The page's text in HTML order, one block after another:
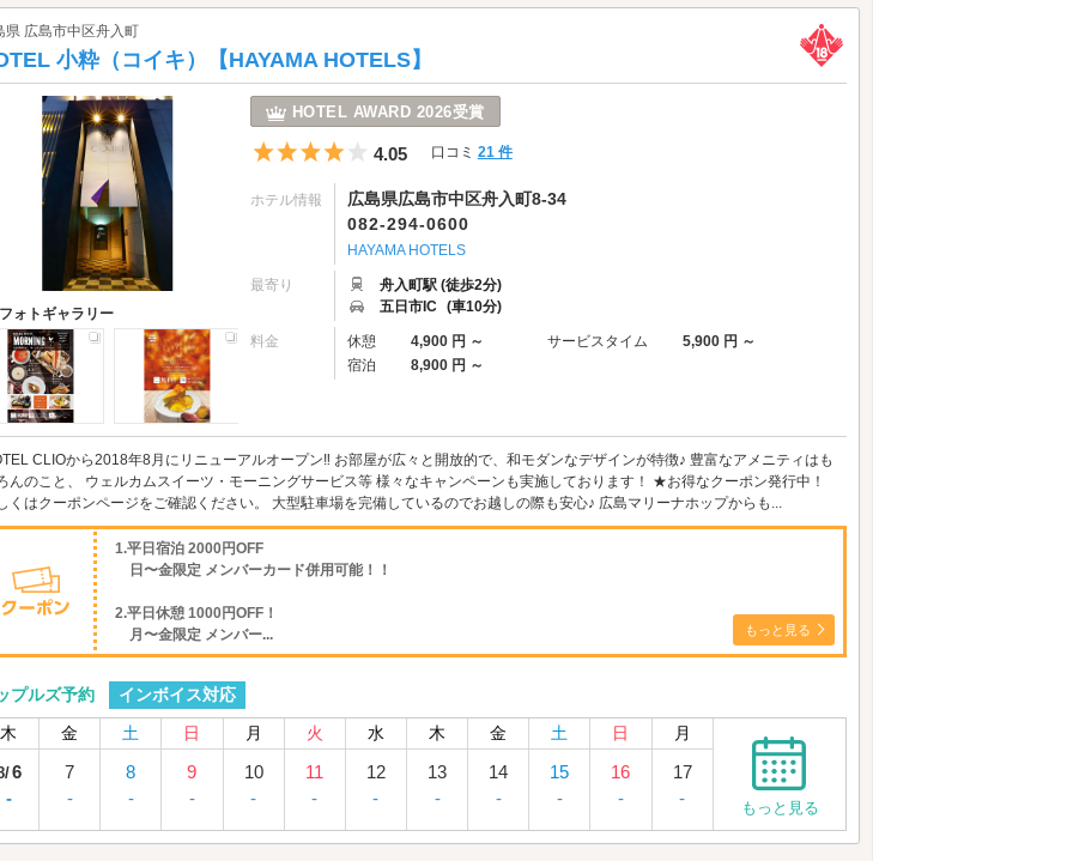
県 広島市中区舟入町
小粋（コイキ）【HAYAMA HOTELS】
フォトギャラリー
HOTEL AWARD 2026受賞
5つ星のうち4
4.05 口コミ 21 件
ホテル情報
広島県広島市中区舟入町8-34
082-294-0600
HAYAMA HOTELS
最寄り
舟入町駅 (徒歩2分)
五日市IC (車10分)
料金 休憩 4,900 円 ～ サービスタイム
5,900 円 ～
宿泊
8,900 円 ～
CLIOから2018年8月にリニューアルオープン‼ お部屋が広々と開放的で、和モダンなデザインが特徴♪ 豊富なアメニティはも
んのこと、 ウェルカムスイーツ・モーニングサービス等 様々なキャンペーンも実施しております！ ★お得なクーポン発行中！
くはクーポンページをご確認ください。 大型駐車場を完備しているのでお越しの際も安心♪ 広島マリーナホップからも...
1.平日宿泊 2000円OFF
日〜金限定 メンバーカード併用可能！！
2.平日休憩 1000円OFF！
月〜金限定 メンバー...
もっと見る
プルズ予約
インボイス対応
木
金 土 日 月 火 水 木 金 土 日 月
6
-
7
-
8
-
9
-
10
-
11
-
12
-
13
-
14
-
15
-
16
-
17
-
もっと見る